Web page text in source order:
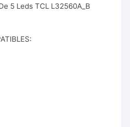
5 Leds TCL L32560A_B